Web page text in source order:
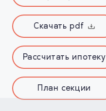
Скачать pdf
Рассчитать ипотеку
План секции